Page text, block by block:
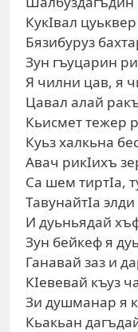
КукIвал
Бязибуруз
Зун гъуцарин
Я чилни цав, я
Цавал алай
Кьисмет тежер
Куьз халкьна
Авач рикIихъ
Са шем тиртIа,
ТавунайтIа
И дуьньядай
Зун бейкеф я
Ганавай заз и
КIевевай къуз
Зи душманар я
Кьакьан